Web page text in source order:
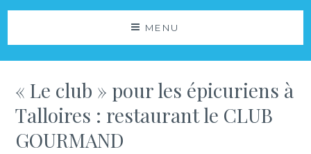
MENU
« Le club » pour les épicuriens à
Talloires : restaurant le CLUB
GOURMAND